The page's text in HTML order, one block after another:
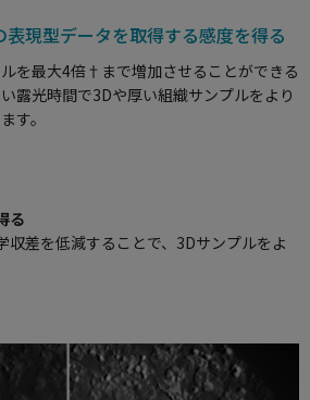
現型データを取得する感度を得る
を最大4倍†まで増加させることができる
露光時間で3Dや厚い組織サンプルをより
す。
る
収差を低減することで、3Dサンプルをよ